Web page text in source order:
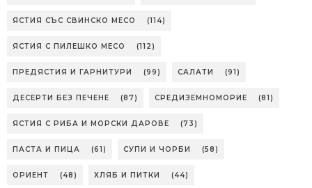
ЯСТИЯ СЪС СВИНСКО МЕСО (114)
ЯСТИЯ С ПИЛЕШКО МЕСО (112)
ПРЕДЯСТИЯ И ГАРНИТУРИ (99) САЛАТИ (91)
ДЕСЕРТИ БЕЗ ПЕЧЕНЕ (87) СРЕДИЗЕМНОМОРИЕ (81)
ЯСТИЯ С РИБА И МОРСКИ ДАРОВЕ (73)
ПАСТА И ПИЦА (61) СУПИ И ЧОРБИ (58)
ОРИЕНТ (48) ХЛЯБ И ПИТКИ (44)